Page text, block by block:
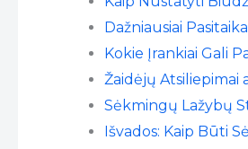
Dažniausiai
Kokie Įrankiai Gali
Žaidėjų Atsiliepimai
Sėkmingų Lažybų
Išvados: Kaip Būti